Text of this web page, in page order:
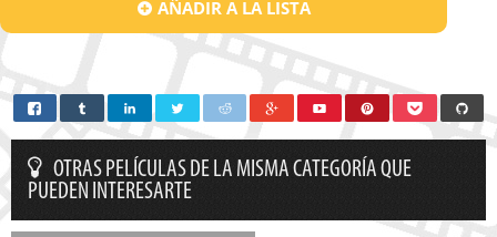
AÑADIR A LA LISTA
OTRAS PELÍCULAS DE LA MISMA CATEGORÍA QUE
PUEDEN INTERESARTE